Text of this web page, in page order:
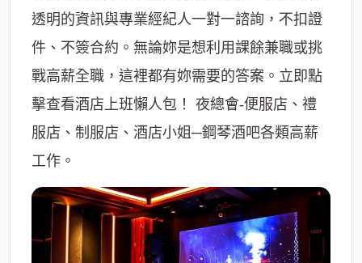
透明的資訊與專業經紀人一對一諮詢，不扣證
件、不簽合約。無論妳是想利用課餘兼職或挑
戰高薪全職，這裡都有妳需要的答案。立即點
擊查看酒店上班懶人包！ 夜總會-便服店、禮
服店、制服店、酒店小姐─鋼琴酒吧各類高薪
工作。